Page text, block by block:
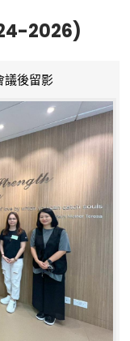
2026)
議後留影